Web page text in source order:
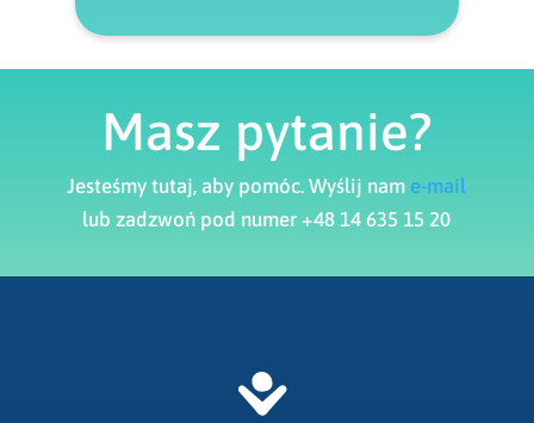
Masz pytanie?
Jesteśmy tutaj, aby pomóc. Wyślij nam e-mail
lub zadzwoń pod numer +48 14 635 15 20